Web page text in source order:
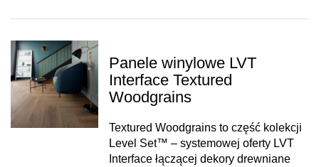
Panele winylowe LVT
Interface Textured
Woodgrains
Textured Woodgrains to część kolekcji
Level Set™ – systemowej oferty LVT
Interface łączącej dekory drewniane